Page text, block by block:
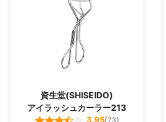
資生堂(SHISEIDO)
アイラッシュカーラー213